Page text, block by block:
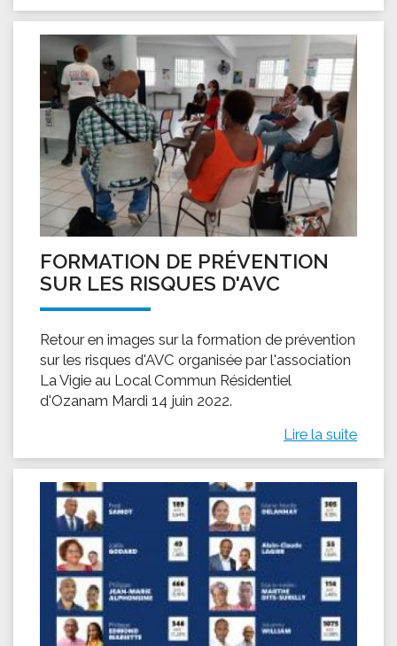
FORMATION DE PRÉVENTION
SUR LES RISQUES D'AVC
Retour en images sur la formation de prévention
sur les risques d'AVC organisée par l'association
La Vigie au Local Commun Résidentiel
d'Ozanam Mardi 14 juin 2022.
Lire la suite